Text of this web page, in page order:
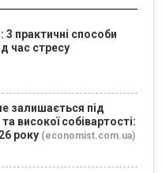
практичні способи
час стресу
залишається під
високої собівартості:
року (economist.com.ua)